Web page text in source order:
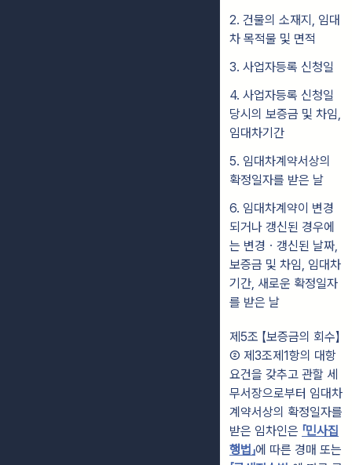
2. 건물의 소재지, 임대
차 목적물 및 면적
3. 사업자등록 신청일
4. 사업자등록 신청일
당시의 보증금 및 차임,
임대차기간
5. 임대차계약서상의
확정일자를 받은 날
6. 임대차계약이 변경
되거나 갱신된 경우에
는 변경ㆍ갱신된 날짜,
보증금 및 차임, 임대차
기간, 새로운 확정일자
를 받은 날
제5조 【보증금의 회수】
② 제3조제1항의 대항
요건을 갖추고 관할 세
무서장으로부터 임대차
계약서상의 확정일자를
받은 임차인은 「민사집
행법」에 따른 경매 또는